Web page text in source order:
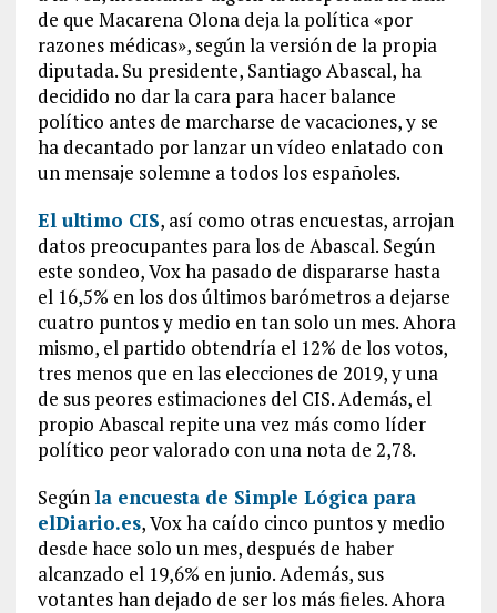
de que Macarena Olona deja la política «por
razones médicas», según la versión de la propia
diputada. Su presidente, Santiago Abascal, ha
decidido no dar la cara para hacer balance
político antes de marcharse de vacaciones, y se
ha decantado por lanzar un vídeo enlatado con
un mensaje solemne a todos los españoles.
El ultimo CIS, así como otras encuestas, arrojan
datos preocupantes para los de Abascal. Según
este sondeo, Vox ha pasado de dispararse hasta
el 16,5% en los dos últimos barómetros a dejarse
cuatro puntos y medio en tan solo un mes. Ahora
mismo, el partido obtendría el 12% de los votos,
tres menos que en las elecciones de 2019, y una
de sus peores estimaciones del CIS. Además, el
propio Abascal repite una vez más como líder
político peor valorado con una nota de 2,78.
Segúnla encuesta de Simple Lógica para
elDiario.es, Vox ha caído cinco puntos y medio
desde hace solo un mes, después de haber
alcanzado el 19,6% en junio. Además, sus
votantes han dejado de ser los más fieles. Ahora